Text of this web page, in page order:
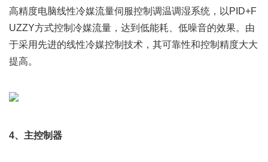
高精度电脑线性冷媒流量伺服控制调温调湿系统，以PID+F
UZZY方式控制冷媒流量，达到低能耗、低噪音的效果。由
于采用先进的线性冷媒控制技术，其可靠性和控制精度大大
提高。
4、主控制器